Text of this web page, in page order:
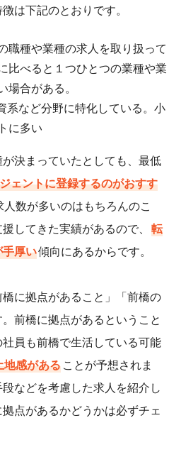
は下記のとおりです。
職種や業種の求人を取り扱って
比べると１つひとつの業種や業
合がある。
系など分野に特化している。小
に多い
決まっていたとしても、最低
ェントに登録するのがおすす
数が多いのはもちろんのこ
してきた実績があるので、 転
厚い傾向にあるからです。
に拠点があること」「前橋の
前橋に拠点があるということ
員も前橋で生活している可能
地感があることが予想されま
などを考慮した求人を紹介し
点があるかどうかは必ずチェ